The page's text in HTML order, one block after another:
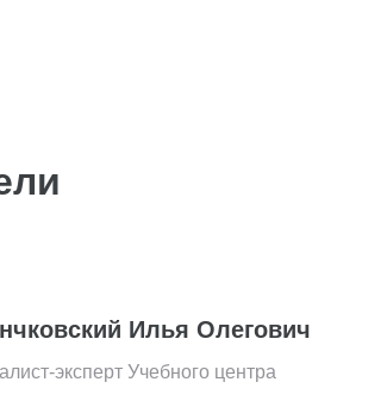
Илья Олегович
эксперт Учебного центра